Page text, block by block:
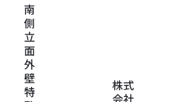
南
側
立
面
外
壁
特
株式
会社